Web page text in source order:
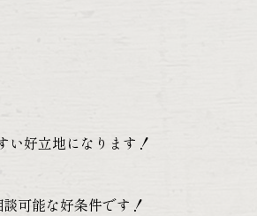
い好立地になります！
可能な好条件です！